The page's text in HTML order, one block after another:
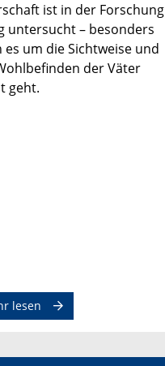
ist in der Forschung
untersucht – besonders
es um die Sichtweise und
der Väter
geht.
lesen